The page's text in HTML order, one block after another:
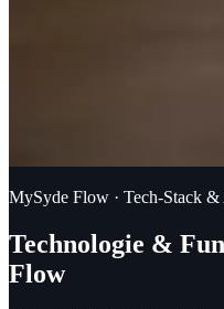
MySyde Flow · Tech-Stack
Technologie &
Flow